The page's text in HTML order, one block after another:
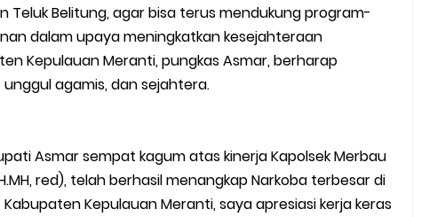
Teluk Belitung, agar bisa terus mendukung program-
dalam upaya meningkatkan kesejahteraan
Kepulauan Meranti, pungkas Asmar, berharap
agamis, dan sejahtera.
Asmar sempat kagum atas kinerja Kapolsek Merbau
red), telah berhasil menangkap Narkoba terbesar di
Kepulauan Meranti, saya apresiasi kerja keras